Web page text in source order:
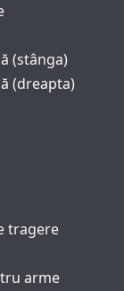
(stânga)
(dreapta)
tragere
arme